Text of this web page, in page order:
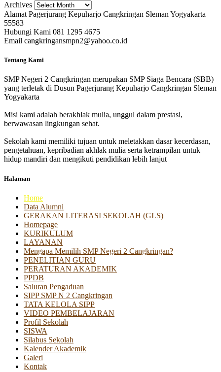
Archives
Alamat Pagerjurang Kepuharjo Cangkringan Sleman Yogyakarta
55583
Hubungi Kami 081 1295 4675
Email cangkringansmpn2@yahoo.co.id
Tentang Kami
SMP Negeri 2 Cangkringan merupakan SMP Siaga Bencara (SBB)
yang terletak di Dusun Pagerjurang Kepuharjo Cangkringan Sleman
Yogyakarta
Misi kami adalah berakhlak mulia, unggul dalam prestasi,
berwawasan lingkungan sehat.
Sekolah kami memiliki tujuan untuk meletakkan dasar kecerdasan,
pengetahuan, kepribadian akhlak mulia serta ketrampilan untuk
hidup mandiri dan mengikuti pendidikan lebih lanjut
Halaman
Home
Data Alumni
GERAKAN LITERASI SEKOLAH (GLS)
Homepage
KURIKULUM
LAYANAN
Mengapa Memilih SMP Negeri 2 Cangkringan?
PENELITIAN GURU
PERATURAN AKADEMIK
PPDB
Saluran Pengaduan
SIPP SMP N 2 Cangkringan
TATA KELOLA SIPP
VIDEO PEMBELAJARAN
Profil Sekolah
SISWA
Silabus Sekolah
Kalender Akademik
Galeri
Kontak